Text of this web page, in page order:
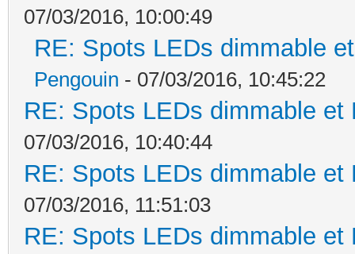
07/03/2016, 10:00:49
RE: Spots LEDs dimmable
Pengouin - 07/03/2016, 10:45:22
RE: Spots LEDs dimmable
07/03/2016, 10:40:44
RE: Spots LEDs dimmable
07/03/2016, 11:51:03
RE: Spots LEDs dimmable